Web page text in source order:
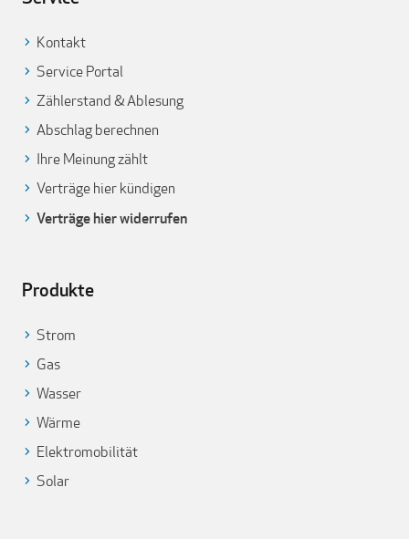
Kontakt
Service Portal
Zählerstand & Ablesung
Abschlag berechnen
Ihre Meinung zählt
Verträge hier kündigen
Verträge hier widerrufen
Produkte
Strom
Gas
Wasser
Wärme
Elektromobilität
Solar